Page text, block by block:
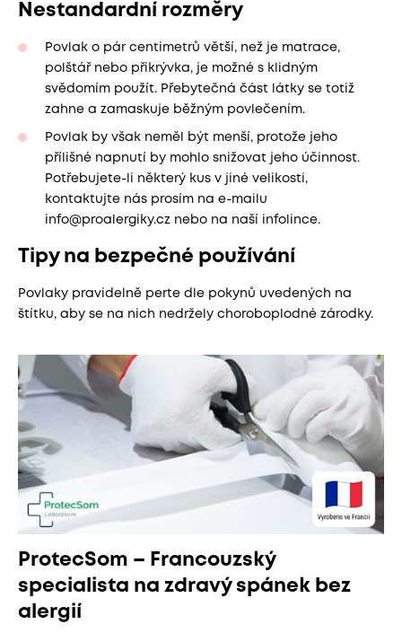
Nestandardní rozměry
Povlak o pár centimetrů větší, než je matrace,
polštář nebo přikrývka, je možné s klidným
svědomím použít. Přebytečná část látky se totiž
zahne a zamaskuje běžným povlečením.
Povlak by však neměl být menší, protože jeho
přílišné napnutí by mohlo snižovat jeho účinnost.
Potřebujete-li některý kus v jiné velikosti,
kontaktujte nás prosím na e-mailu
info@proalergiky.cz nebo na naší infolince.
Tipy na bezpečné používání
Povlaky pravidelně perte dle pokynů uvedených na
štítku, aby se na nich nedržely choroboplodné zárodky.
ProtecSom – Francouzský
specialista na zdravý spánek bez
alergií